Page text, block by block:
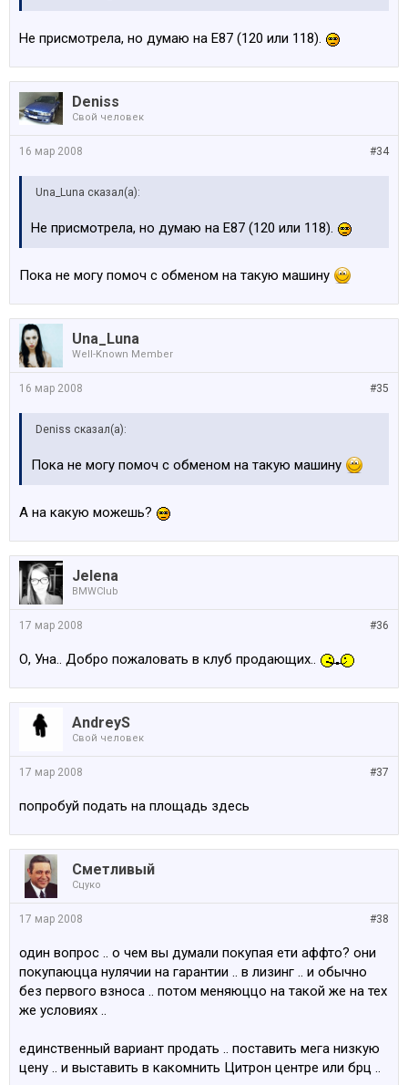
Не присмотрела, но думаю на Е87 (120 или 118).
Deniss
Свой человек
#34
16 мар 2008
Una_Luna сказал(а):
Не присмотрела, но думаю на Е87 (120 или 118).
Пока не могу помоч с обменом на такую машину
Una_Luna
Well-Known Member
#35
16 мар 2008
Deniss сказал(а):
Пока не могу помоч с обменом на такую машину
А на какую можешь?
Jelena
BMWClub
#36
17 мар 2008
О, Уна.. Добро пожаловать в клуб продающих..
AndreyS
Свой человек
#37
17 мар 2008
попробуй подать на площадь здесь
Сметливый
Сцуко
#38
17 мар 2008
один вопрос .. о чем вы думали покупая ети аффто? они
покупаюцца нулячии на гарантии .. в лизинг .. и обычно
без первого взноса .. потом меняюццо на такой же на тех
же условиях ..
единственный вариант продать .. поставить мега низкую
цену .. и выставить в какомнить Цитрон центре или брц ..